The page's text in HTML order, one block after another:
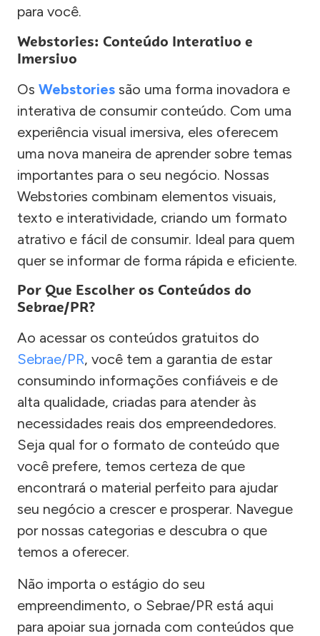
para você.
Webstories: Conteúdo Interativo e
Imersivo
Os Webstories são uma forma inovadora e
interativa de consumir conteúdo. Com uma
experiência visual imersiva, eles oferecem
uma nova maneira de aprender sobre temas
importantes para o seu negócio. Nossas
Webstories combinam elementos visuais,
texto e interatividade, criando um formato
atrativo e fácil de consumir. Ideal para quem
quer se informar de forma rápida e eficiente.
Por Que Escolher os Conteúdos do
Sebrae/PR?
Ao acessar os conteúdos gratuitos do
Sebrae/PR, você tem a garantia de estar
consumindo informações confiáveis e de
alta qualidade, criadas para atender às
necessidades reais dos empreendedores.
Seja qual for o formato de conteúdo que
você prefere, temos certeza de que
encontrará o material perfeito para ajudar
seu negócio a crescer e prosperar. Navegue
por nossas categorias e descubra o que
temos a oferecer.
Não importa o estágio do seu
empreendimento, o Sebrae/PR está aqui
para apoiar sua jornada com conteúdos que